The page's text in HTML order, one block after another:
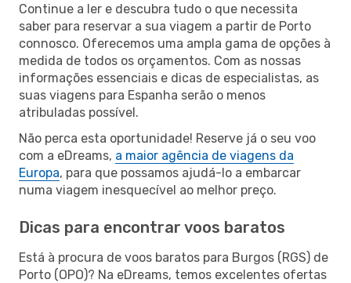
Continue a ler e descubra tudo o que necessita
saber para reservar a sua viagem a partir de Porto
connosco. Oferecemos uma ampla gama de opções à
medida de todos os orçamentos. Com as nossas
informações essenciais e dicas de especialistas, as
suas viagens para Espanha serão o menos
atribuladas possível.
Não perca esta oportunidade! Reserve já o seu voo
com a eDreams, a maior agência de viagens da
Europa, para que possamos ajudá-lo a embarcar
numa viagem inesquecível ao melhor preço.
Dicas para encontrar voos baratos
Está à procura de voos baratos para Burgos (RGS) de
Porto (OPO)? Na eDreams, temos excelentes ofertas